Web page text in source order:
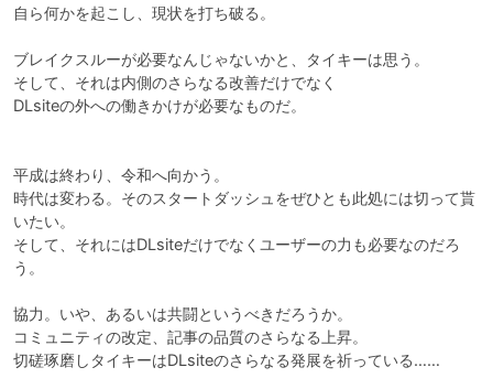
自ら何かを起こし、現状を打ち破る。
ブレイクスルーが必要なんじゃないかと、タイキーは思う。
そして、それは内側のさらなる改善だけでなく
DLsiteの外への働きかけが必要なものだ。
平成は終わり、令和へ向かう。
時代は変わる。そのスタートダッシュをぜひとも此処には切って貰
いたい。
そして、それにはDLsiteだけでなくユーザーの力も必要なのだろ
う。
協力。いや、あるいは共闘というべきだろうか。
コミュニティの改定、記事の品質のさらなる上昇。
切磋琢磨しタイキーはDLsiteのさらなる発展を祈っている……